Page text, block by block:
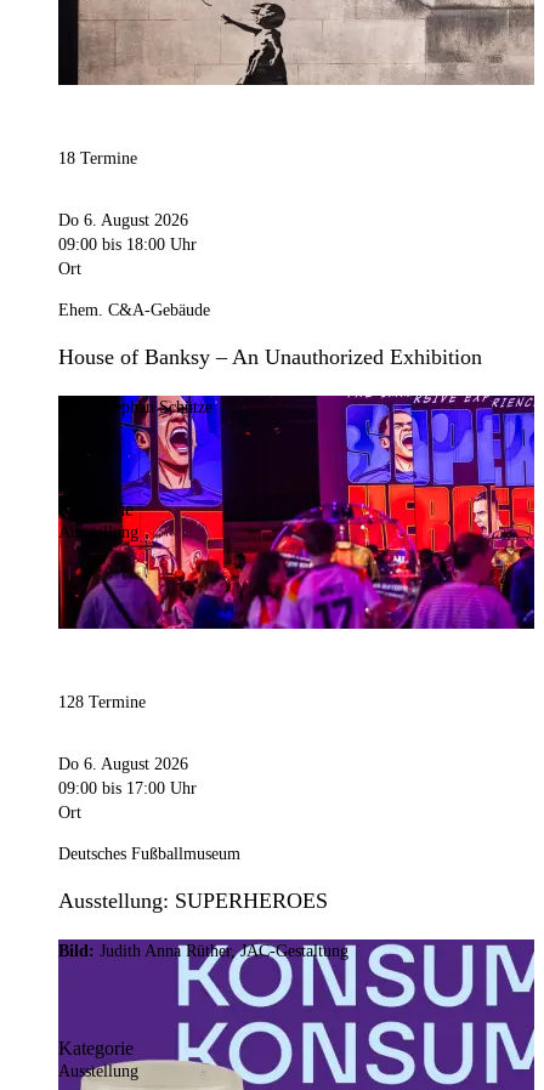
18 Termine
Do 6. August 2026
09:00 bis 18:00 Uhr
Ort
Ehem. C&A-Gebäude
House of Banksy – An Unauthorized Exhibition
Stephan Schütze
Kategorie
Ausstellung
128 Termine
Do 6. August 2026
09:00 bis 17:00 Uhr
Ort
Deutsches Fußballmuseum
Ausstellung: SUPERHEROES
Bild: Judith Anna Rüther, JAC-Gestaltung
Kategorie
Ausstellung